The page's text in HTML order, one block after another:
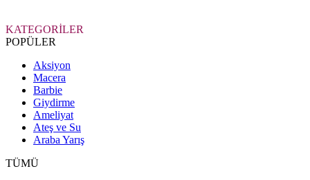
KATEGORİLER
POPÜLER
Aksiyon
Macera
Barbie
Giydirme
Ameliyat
Ateş ve Su
Araba Yarış
TÜMÜ